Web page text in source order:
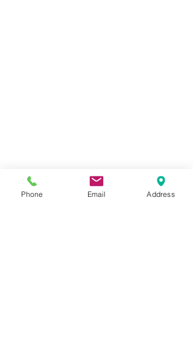
Phone Email Address